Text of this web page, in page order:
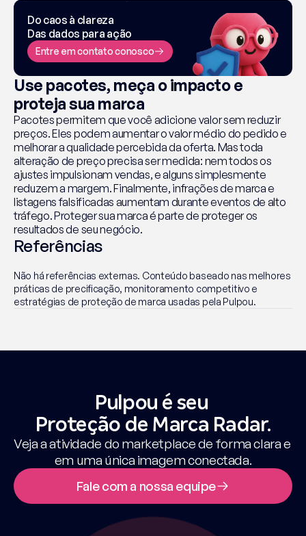
Do caos à clareza
Das dados para ação
Entre em contato conosco
Use pacotes, meça o impacto e
proteja sua marca
Pacotes permitem que você adicione valor sem reduzir
preços. Eles podem aumentar o valor médio do pedido e
melhorar a qualidade percebida da oferta. Mas toda
alteração de preço precisa ser medida: nem todos os
ajustes impulsionam vendas, e alguns simplesmente
reduzem a margem. Finalmente, infrações de marca e
listagens falsificadas aumentam durante eventos de alto
tráfego. Proteger sua marca é parte de proteger os
resultados de seu negócio.
Referências
Não há referências externas. Conteúdo baseado nas melhores
práticas de precificação, monitoramento competitivo e
estratégias de proteção de marca usadas pela Pulpou.
Pulpou é seu
Proteção de Marca Radar.
Veja a atividade do marketplace de forma clara e
em uma única imagem conectada.
Fale com a nossa equipe